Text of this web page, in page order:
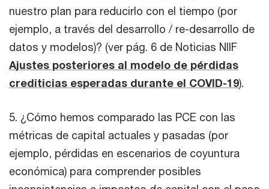
nuestro plan para reducirlo con el tiempo (por
ejemplo, a través del desarrollo / re-desarrollo de
datos y modelos)? (ver pág. 6 de Noticias NIIF
Ajustes posteriores al modelo de pérdidas
crediticias esperadas durante el COVID-19).
5. ¿Cómo hemos comparado las PCE con las
métricas de capital actuales y pasadas (por
ejemplo, pérdidas en escenarios de coyuntura
económica) para comprender posibles